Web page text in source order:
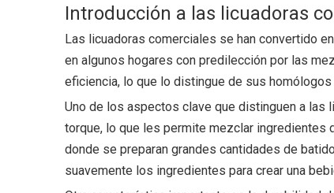
Introducción a las licuadoras
Las licuadoras comerciales se han convertido
en algunos hogares con predilección por las
eficiencia, lo que lo distingue de sus
Uno de los aspectos clave que distinguen a
torque, lo que les permite mezclar ingredientes
donde se preparan grandes cantidades de
suavemente los ingredientes para crear una